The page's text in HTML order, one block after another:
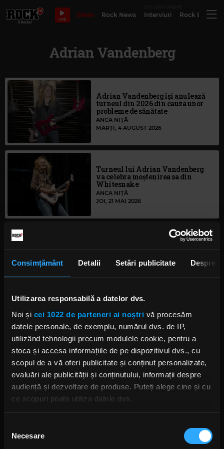
Consimțământ Detalii Setări publicitate Despre
Utilizarea responsabilă a datelor dvs.
Noi și cei 1022 de parteneri ai noștri vă procesăm
datele personale, de exemplu, numărul dvs. de IP,
utilizând tehnologii precum modulele cookie, pentru a
stoca și accesa informațiile de pe dispozitivul dvs., cu
scopul de a vă oferi publicitate și conținut personalizate,
evaluări ale publicității și conținutului, informații despre
audiență și dezvoltare de produse. Puteți alege cine și cu
ce scopuri poate utiliza datele dvs.
Să colectăm informațiile cu privire la locația dvs.
consimțământului
Necesare
LIVE
Bilete Rock News Interviuri Rock
Adrian Vandenberg
Adrian Vandenberg își anulează
turneul din 2026 din cauza unor
probleme de sănătate
ANCA NIȚĂ
MARȚI, 4 AUGUST 2026
Turneul lui Adrian Vandenberg
va celebra moștenirea sa din
Whitesnake
ANCA NIȚĂ
JOI, 21 MAI 2026
Adrian Vandenberg, despre cum
ANCA NIȚĂ
Ascultă „Skyfall”, noua piesă
lansată de Vandenberg
LUNI, 25 MAI 2020
Adrian Vandenberg explică
revenirea proiectului